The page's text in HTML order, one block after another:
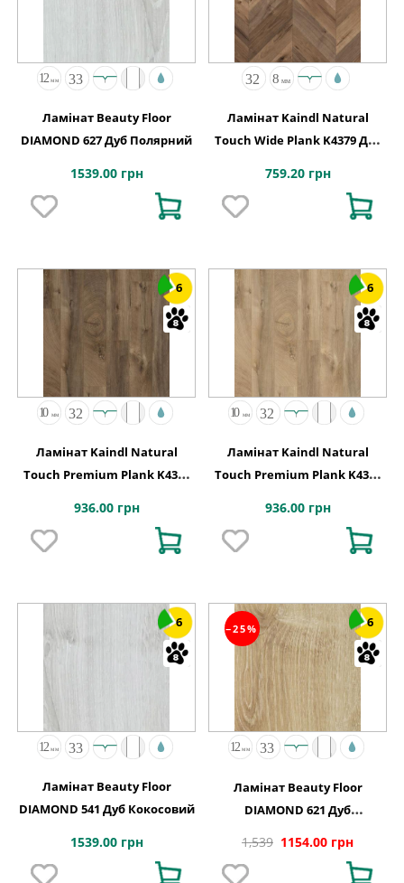
Ламінат Beauty Floor
DIAMOND 627 Дуб Полярний
1539.00 грн
Ламінат Kaindl Natural
Touch Wide Plank K4379 Дуб
759.20 грн
6
Ламінат Kaindl Natural
Touch Premium Plank K4382
936.00 грн
6
Ламінат Kaindl Natural
Touch Premium Plank K4381
936.00 грн
6
Ламінат Beauty Floor
DIAMOND 541 Дуб Кокосовий
1539.00 грн
−25% 6
Ламінат Beauty Floor
DIAMOND 621 Дуб
1,539 1154.00 грн